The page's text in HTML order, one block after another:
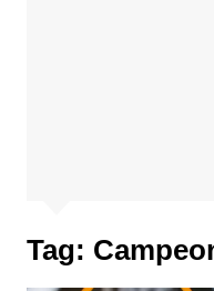
Tag: